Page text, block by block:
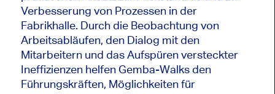
Verbesserung von Prozessen in der
Fabrikhalle. Durch die Beobachtung von
Arbeitsabläufen, den Dialog mit den
Mitarbeitern und das Aufspüren versteckter
Ineffizienzen helfen Gemba-Walks den
Führungskräften, Möglichkeiten für